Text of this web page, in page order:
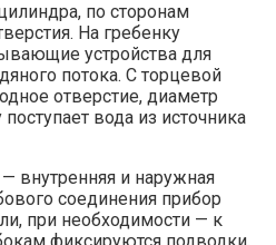
по сторонам
На гребенку
устройства для
потока. С торцевой
отверстие, диаметр
вода из источника
— внутренняя и наружная
соединения прибор
при необходимости — к